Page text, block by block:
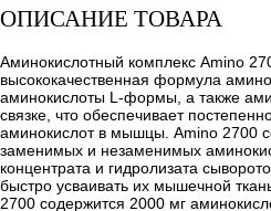
ОПИСАНИЕ ТОВАРА
Аминокислотный комплекс Amino
высококачественная формула
аминокислоты L-формы, а также
связке, что обеспечивает
аминокислот в мышцы. Amino 2700
заменимых и незаменимых
концентрата и гидролизата
быстро усваивать их мышечной
2700 содержится 2000 мг